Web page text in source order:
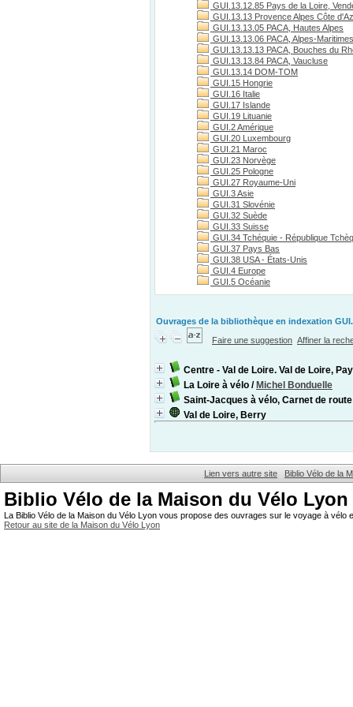
GUI.13.12.85 Pays de la Loire,
GUI.13.13 Provence Alpes Côte
GUI.13.13.05 PACA, Hautes Alpes
GUI.13.13.06 PACA, Alpes-Maritimes
GUI.13.13.13 PACA, Bouches du
GUI.13.13.84 PACA, Vaucluse
GUI.13.14 DOM-TOM
GUI.15 Hongrie
GUI.16 Italie
GUI.17 Islande
GUI.19 Lituanie
GUI.2 Amérique
GUI.20 Luxembourg
GUI.21 Maroc
GUI.23 Norvège
GUI.25 Pologne
GUI.27 Royaume-Uni
GUI.3 Asie
GUI.31 Slovénie
GUI.32 Suède
GUI.33 Suisse
GUI.34 Tchéquie - République
GUI.37 Pays Bas
GUI.38 USA - États-Unis
GUI.4 Europe
GUI.5 Océanie
Ouvrages de la bibliothèque en indexation
Faire une suggestion Affiner la
Centre - Val de Loire. Val de Loire,
La Loire à vélo / Michel Bonduelle
Saint-Jacques à vélo, Carnet de route
Val de Loire, Berry
Lien vers autre site Biblio Vélo de la
Biblio Vélo de la Maison du Vélo Lyon
La Biblio Vélo de la Maison du Vélo Lyon vous propose des ouvrages sur le voyage à
Retour au site de la Maison du Vélo Lyon